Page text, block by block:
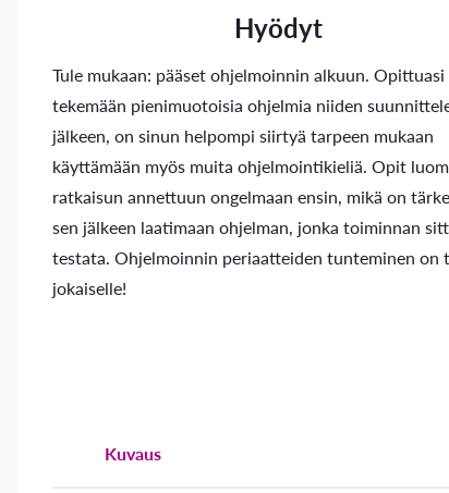
Hyödyt
Tule mukaan: pääset ohjelmoinnin alkuun. Opittuasi
tekemään pienimuotoisia ohjelmia niiden
jälkeen, on sinun helpompi siirtyä tarpeen mukaan
käyttämään myös muita ohjelmointikieliä. Opit
ratkaisun annettuun ongelmaan ensin, mikä on
sen jälkeen laatimaan ohjelman, jonka toiminnan
testata. Ohjelmoinnin periaatteiden tunteminen on
jokaiselle!
Kuvaus